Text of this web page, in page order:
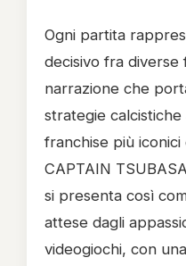
Ogni partita
decisivo fra diverse
narrazione che
strategie
franchise più
CAPTAIN
si presenta così
attese dagli
videogiochi, con